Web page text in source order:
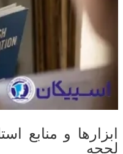
ابزارها و منابع
لحجه